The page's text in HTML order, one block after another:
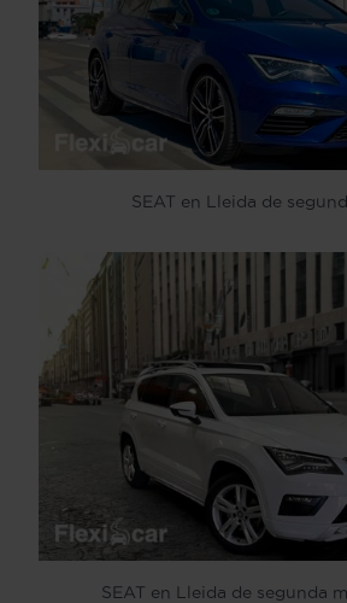
SEAT en Lleida de
SEAT en Lleida de segunda